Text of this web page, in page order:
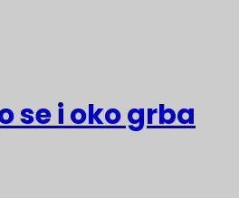
se i oko grba